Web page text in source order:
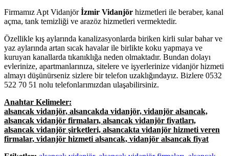
Firmamız Apt Vidanjörİzmir Vidanjör hizmetleri ile beraber, kanal
açma, tank temizliği ve arazöz hizmetleri vermektedir.
Özellikle kış aylarında kanalizasyonlarda biriken kirli sular bahar ve
yaz aylarında artan sıcak havalar ile birlikte koku yapmaya ve
kuruyan kanallarda tıkanıklığa neden olmaktadır. Bundan dolayı
evlerinize, apartmanlarınıza, sitelere ve işyerlerinize vidanjör hizmeti
almayı düşünürseniz sizlere bir telefon uzaklığındayız. Bizlere 0532
522 70 51 nolu telefonlarımızdan ulaşabilirsiniz.
Anahtar Kelimeler:
alsancak vidanjör, alsancakda vidanjör, vidanjör alsancak,
alsancak vidanjör firmaları, alsancak vidanjör fiyatları,
alsancak vidanjör şirketleri, alsancakta vidanjör hizmeti veren
firmalar, vidanjör hizmeti alsancak, vidanjör alsancak fiyat